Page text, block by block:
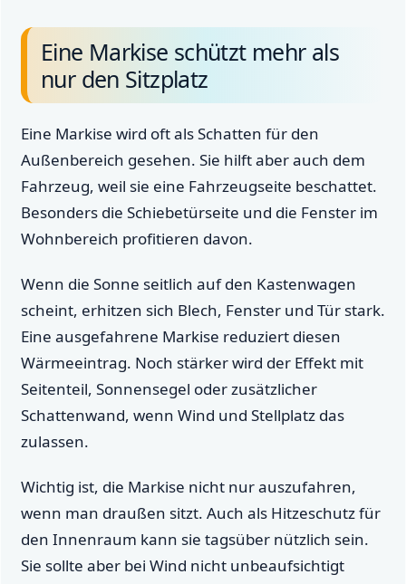
Eine Markise schützt mehr als
nur den Sitzplatz
Eine Markise wird oft als Schatten für den
Außenbereich gesehen. Sie hilft aber auch dem
Fahrzeug, weil sie eine Fahrzeugseite beschattet.
Besonders die Schiebetürseite und die Fenster im
Wohnbereich profitieren davon.
Wenn die Sonne seitlich auf den Kastenwagen
scheint, erhitzen sich Blech, Fenster und Tür stark.
Eine ausgefahrene Markise reduziert diesen
Wärmeeintrag. Noch stärker wird der Effekt mit
Seitenteil, Sonnensegel oder zusätzlicher
Schattenwand, wenn Wind und Stellplatz das
zulassen.
Wichtig ist, die Markise nicht nur auszufahren,
wenn man draußen sitzt. Auch als Hitzeschutz für
den Innenraum kann sie tagsüber nützlich sein.
Sie sollte aber bei Wind nicht unbeaufsichtigt